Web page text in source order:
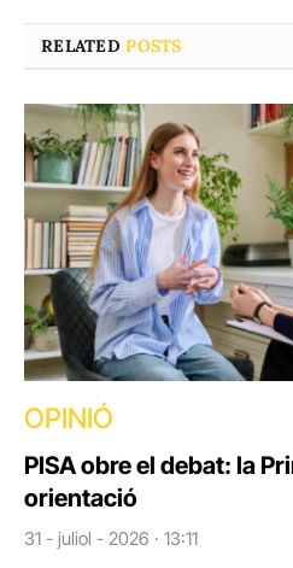
RELATEDPOSTS
OPINIÓ
PISA obre el debat: la
orientació
31 - juliol - 2026 · 13:11